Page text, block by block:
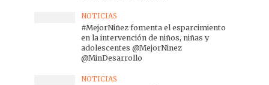
NOTICIAS
#MejorNiñez fomenta el esparcimiento
en la intervención de niños, niñas y
adolescentes @MejorNinez
@MinDesarrollo
NOTICIAS